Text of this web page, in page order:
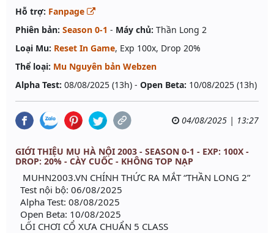
Hỗ trợ: Fanpage
Phiên bản: Season 0-1 - Máy chủ: Thần Long 2
Loại Mu: Reset In Game, Exp 100x, Drop 20%
Thể loại: Mu Nguyên bản Webzen
Alpha Test: 08/08/2025 (13h) - Open Beta: 10/08/2025 (13h)
04/08/2025 | 13:27
GIỚI THIỆU MU HÀ NỘI 2003 - SEASON 0-1 - EXP: 100X -
DROP: 20% - CÀY CUỐC - KHÔNG TOP NẠP
MUHN2003.VN CHÍNH THỨC RA MẮT “THẦN LONG 2”
Test nội bộ: 06/08/2025
Alpha Test: 08/08/2025
Open Beta: 10/08/2025
LỐI CHƠI CỔ XƯA CHUẨN 5 CLASS